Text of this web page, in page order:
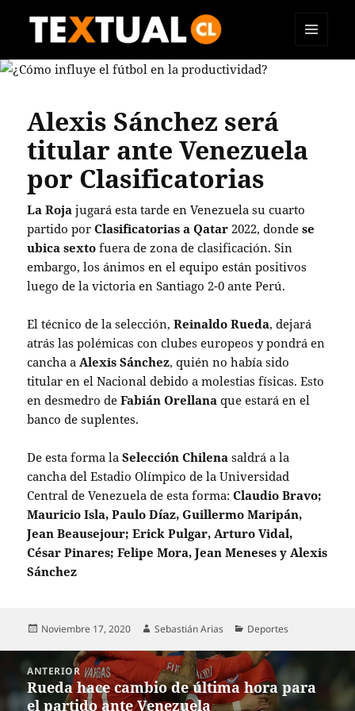
TEXTUAL
Alexis Sánchez será
titular ante Venezuela
por Clasificatorias
La Roja jugará esta tarde en Venezuela su cuarto
partido porClasificatorias a Qatar 2022, dondese
ubica sexto fuera de zona de clasificación. Sin
embargo, los ánimos en el equipo están positivos
luego de la victoria en Santiago 2-0 ante Perú.
El técnico de la selección,Reinaldo Rueda, dejará
atrás las polémicas con clubes europeos y pondrá en
cancha aAlexis Sánchez, quién no había sido
titular en el Nacional debido a molestias físicas. Esto
en desmedro deFabián Orellana que estará en el
banco de suplentes.
De esta forma laSelección Chilena saldrá a la
cancha del Estadio Olímpico de la Universidad
Central de Venezuela de esta forma:Claudio Bravo;
Mauricio Isla, Paulo Díaz, Guillermo Maripán,
Jean Beausejour; Erick Pulgar, Arturo Vidal,
César Pinares; Felipe Mora, Jean Meneses y Alexis
Sánchez
Publicado
Noviembre 17, 2020 Autor
Sebastián Arias Categorías
Deportes
Navegación
entradas
ANTERIOR
Entrada
anterior:
Rueda hace cambio de última hora para
el partido ante Venezuela